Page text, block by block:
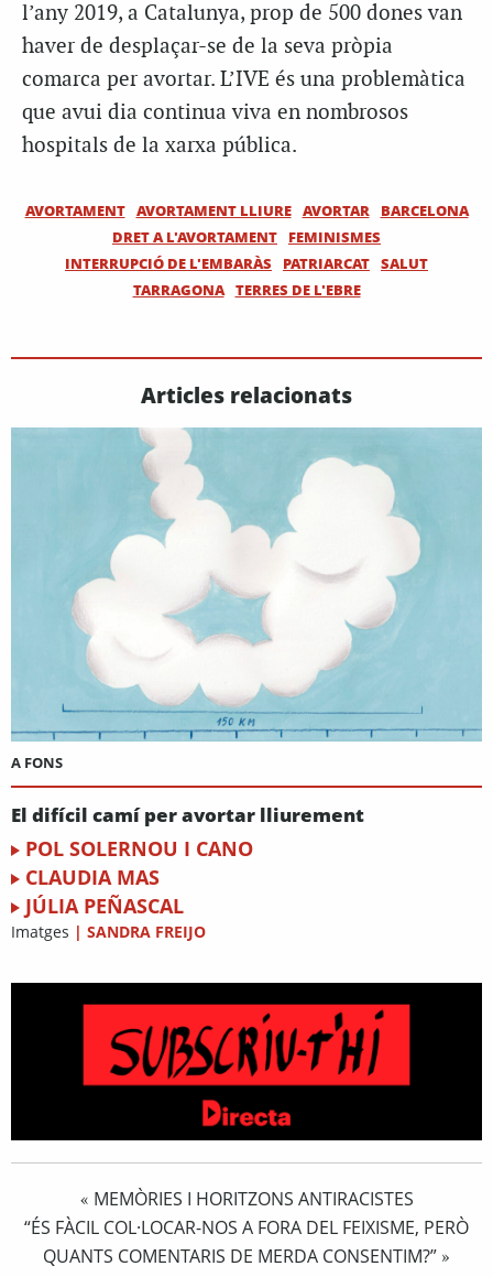
l’any 2019, a Catalunya, prop de 500 dones van
haver de desplaçar-se de la seva pròpia
comarca per avortar. L’IVE és una problemàtica
que avui dia continua viva en nombrosos
hospitals de la xarxa pública.
AVORTAMENT AVORTAMENT LLIURE AVORTAR
BARCELONA
DRET A L'AVORTAMENT
FEMINISMES
INTERRUPCIÓ DE L'EMBARÀS
PATRIARCAT SALUT
TARRAGONA TERRES DE L'EBRE
Articles relacionats
A FONS
El difícil camí per avortar lliurement
POL SOLERNOU I CANO
CLAUDIA MAS
JÚLIA PEÑASCAL
Imatges | SANDRA FREIJO
« MEMÒRIES I HORITZONS ANTIRACISTES
“ÉS FÀCIL COL·LOCAR-NOS A FORA DEL FEIXISME, PERÒ
QUANTS COMENTARIS DE MERDA CONSENTIM?” »